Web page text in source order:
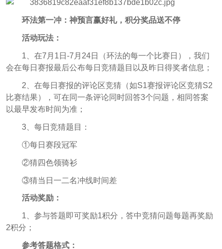
环法第一冲：神预言赢好礼，积分奖品送不停
活动玩法：
1、在7月1日-7月24日（环法的每一个比赛日），我们
会在每日赛报最后公布每日竞猜题目以及昨日得奖者信息；
2、在每日赛报的评论区竞猜（如S1赛报评论区竞猜S2
比赛结果），可在同一条评论同时回答3个问题，相同答案
以最早发布时间为准；
3、每日竞猜题目：
①每日赛段冠军
②猜四色领骑衫
③猜当日一二名冲线时间差
活动奖励：
1、参与答题即可奖励1积分，答中竞猜问题每题再奖励
2积分；
参考答题格式：